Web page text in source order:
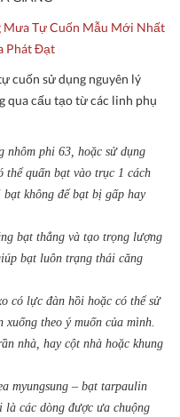
Mưa Tự Cuốn Mẫu Mới Nhất
Phát Đạt
cuốn sử dụng nguyên lý
qua cấu tạo từ các linh phụ
nhôm phi 63, hoặc sử dụng
thể quấn bạt vào trục 1 cách
không để bạt bị gấp hay
bạt thẳng và tạo trọng lượng
bạt luôn trạng thái căng
có lực đàn hồi hoặc có thể sử
theo ý muốn của mình.
nhà, hay cột nhà hoặc khung
myungsung – bạt tarpaulin
các dòng được ưa chuộng